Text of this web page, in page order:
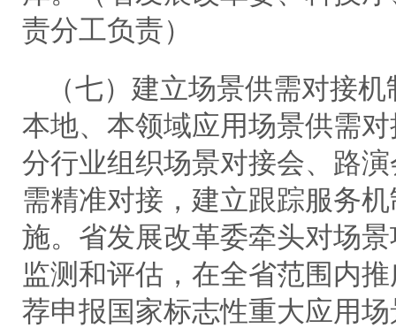
责分工负责）
（七）建立场景供需对接
本地、本领域应用场景供需
分行业组织场景对接会、路
需精准对接，建立跟踪服务
施。省发展改革委牵头对场
监测和评估，在全省范围内
荐申报国家标志性重大应用